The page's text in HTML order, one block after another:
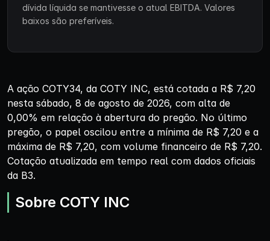
dívida líquida se mantivesse o atual EBITDA. Valores
baixos são preferíveis.
A ação COTY34, da COTY INC, está cotada a R$ 7,20
nesta sábado, 8 de agosto de 2026, com alta de
0,00% em relação à abertura do pregão. No último
pregão, o papel oscilou entre a mínima de R$ 7,20 e a
máxima de R$ 7,20, com volume financeiro de R$ 7,20.
Cotação atualizada em tempo real com dados oficiais
da B3.
Sobre COTY INC